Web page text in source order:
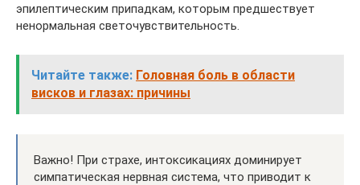
эпилептическим припадкам, которым предшествует
ненормальная светочувствительность.
Читайте также: Головная боль в области
висков и глазах: причины
Важно! При страхе, интоксикациях доминирует
симпатическая нервная система, что приводит к